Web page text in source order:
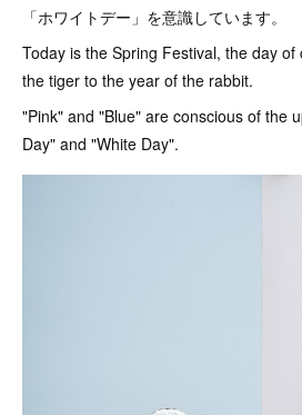
「ホワイトデー」を意識しています。
Today is the Spring Festival, the day
the tiger to the year of the rabbit.
"Pink" and "Blue" are conscious of the
Day" and "White Day".